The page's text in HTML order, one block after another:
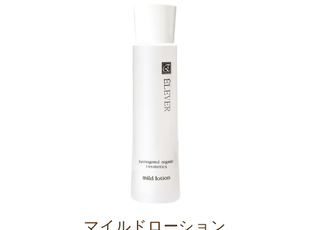
マイルドローション